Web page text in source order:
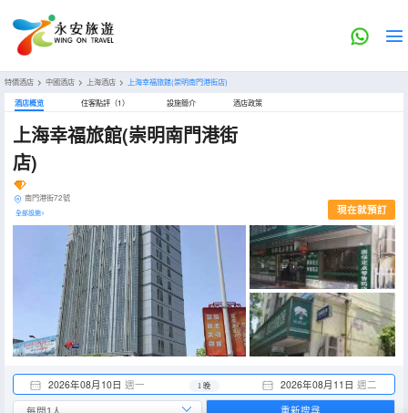
特價酒店 > 中國酒店 > 上海酒店 > 上海幸福旅館(崇明南門港街店)
酒店概览 住客點評（1） 設施簡介 酒店政策
上海幸福旅館(崇明南門港街
店)
南門港街72號
全部設施> 現在就預訂
2026年08月10日 週一 2026年08月11日 週二
1 晚
重新搜尋